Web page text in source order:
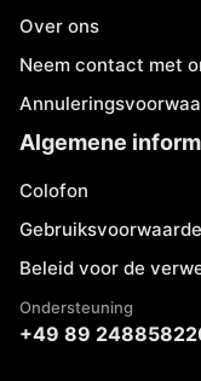
Over ons
Neem contact met
Algemene
Colofon
Beleid voor de
Ondersteuning
+49 89